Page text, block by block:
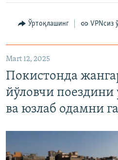
Ўртоқлашинг VPNсиз
Mart 12, 2025
Покистонда
йўловчи поездини
ва юзлаб одамни